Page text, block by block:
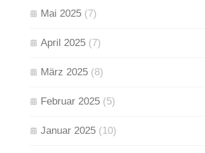
Mai 2025 (7)
April 2025 (7)
März 2025 (8)
Februar 2025 (5)
Januar 2025 (10)